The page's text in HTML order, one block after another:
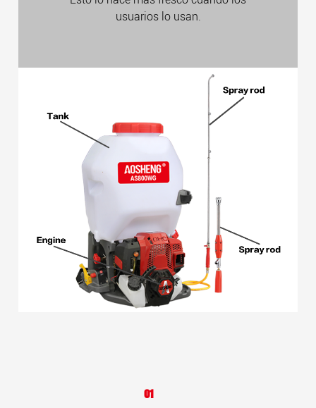
usuarios lo usan.
01